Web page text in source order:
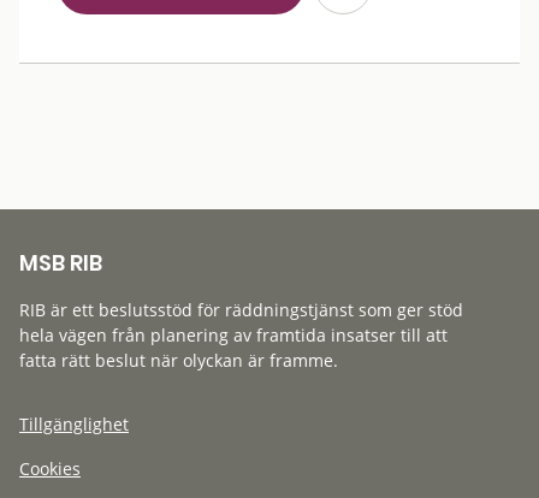
MSB RIB
RIB är ett beslutsstöd för räddningstjänst som ger stöd
hela vägen från planering av framtida insatser till att
fatta rätt beslut när olyckan är framme.
Tillgänglighet
Cookies